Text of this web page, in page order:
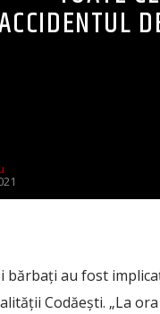
bărbați au fost
Codăești. „La